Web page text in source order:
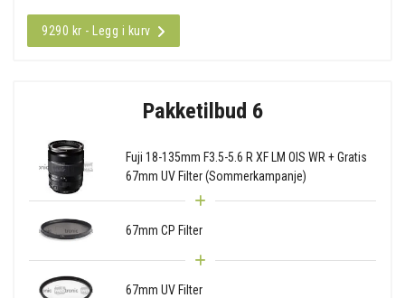
9290 kr - Legg i kurv
Pakketilbud 6
Fuji 18-135mm F3.5-5.6 R XF LM OIS WR + Gratis
67mm UV Filter (Sommerkampanje)
67mm CP Filter
67mm UV Filter